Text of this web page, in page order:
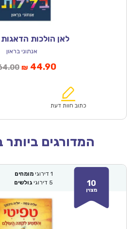
לאן הולכות
אנתוני בראון
המחיר
₪64.00.
₪ 44.90המחיר
הוא:
כתוב חוות דעת
המדורגים ביותר
10
מצוין
1 דירוגי מומחים
5 דירוגי גולשים